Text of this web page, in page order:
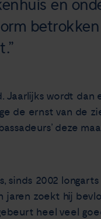
en
Jaarlijks wordt
de ernst van de
deze
sinds 2002
jaren zoekt hij
heel veel